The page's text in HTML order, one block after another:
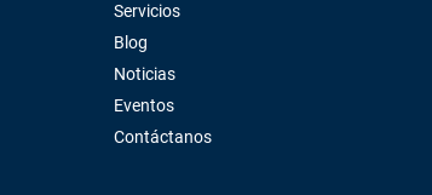
Servicios
Blog
Noticias
Eventos
Contáctanos